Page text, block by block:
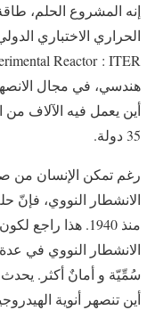
إنه المشروع الحلم،
أين يعمل فيه الآلاف
35 دولة.
رغم تمكن الإنسان من
الانشطار النووي، فإنّ
منذ 1940. هذا
الانشطار النووي في
سُمِّيّة و أمانٌ أكثر.
أين تنصهر أنوية